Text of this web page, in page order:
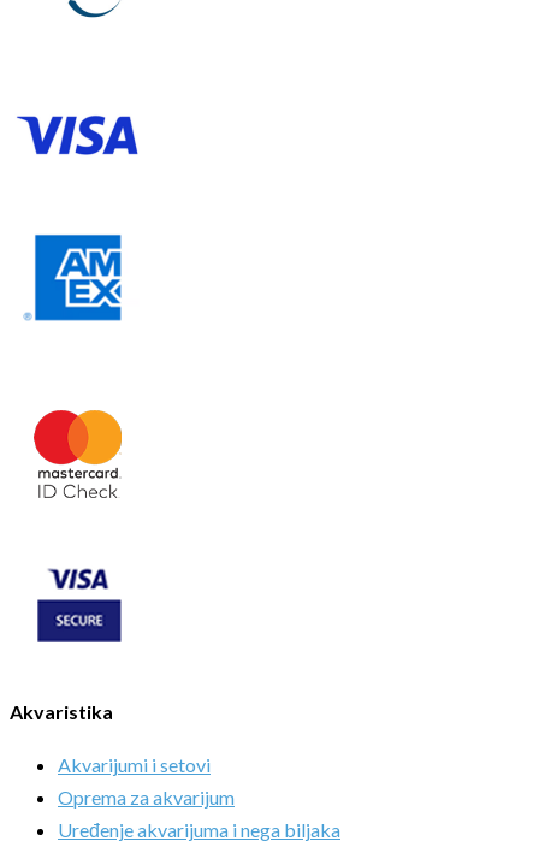
Akvaristika
Akvarijumi i setovi
Oprema za akvarijum
Uređenje akvarijuma i nega biljaka